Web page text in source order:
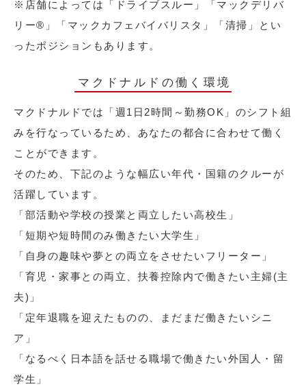
※店舗によっては「ドライブスルー」「マックデリバ
リー®︎」「マックカフェバイバリスタ」「清掃」とい
ったポジションもあります。
マクドナルドの働く環境
マクドナルドでは「週1日2時間～勤務OK」のシフト組
みを行なっているため、あなたの都合に合わせて働く
ことができます。
そのため、下記のような幅広い年代・国籍のクルーが
活躍しています。
「部活動や学校の授業と両立したい高校生」
「短期や短時間のみ働きたい大学生」
「自身の趣味や夢との両立をさせたいフリーター」
「育児・家事との両立、扶養控除内で働きたい主婦(主
夫)」
「定年退職を迎えたものの、まだまだ働きたいシニ
ア」
「なるべく日本語を話せる職場で働きたい外国人・留
学生」